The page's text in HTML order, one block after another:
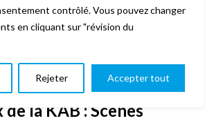
contrôlé. Vous pouvez changer
en cliquant sur "révision du
Rejeter Accepter tout
la KAB : Scènes